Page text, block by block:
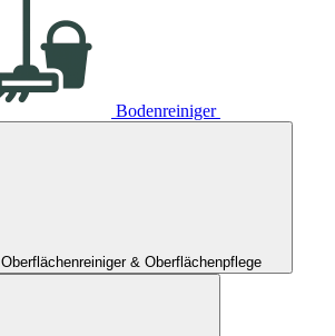
Bodenreiniger
Oberflächenreiniger & Oberflächenpflege